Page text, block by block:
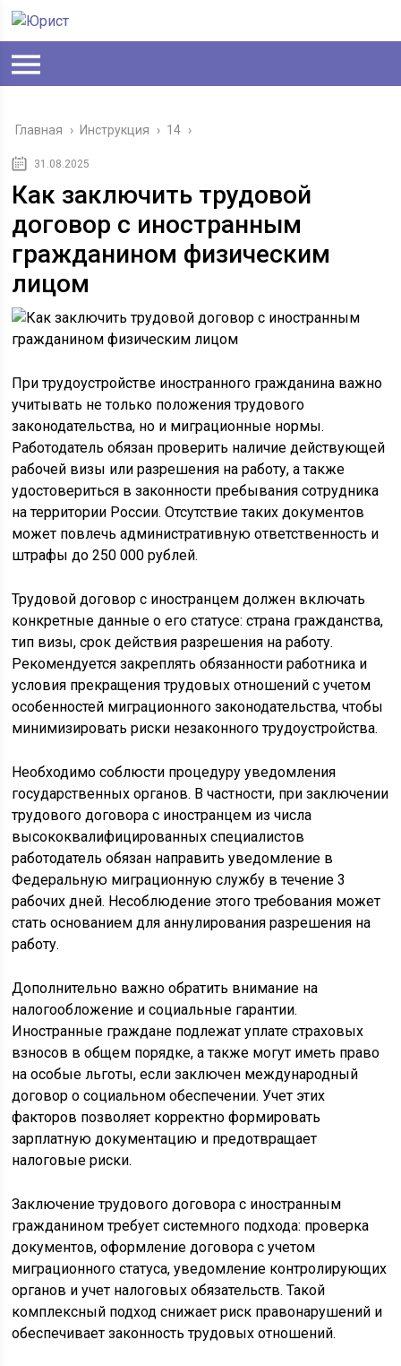
Главная › Инструкция › 14 ›
31.08.2025
Как заключить трудовой
договор с иностранным
гражданином физическим
лицом
При трудоустройстве иностранного гражданина важно
учитывать не только положения трудового
законодательства, но и миграционные нормы.
Работодатель обязан проверить наличие действующей
рабочей визы или разрешения на работу, а также
удостовериться в законности пребывания сотрудника
на территории России. Отсутствие таких документов
может повлечь административную ответственность и
штрафы до 250 000 рублей.
Трудовой договор с иностранцем должен включать
конкретные данные о его статусе: страна гражданства,
тип визы, срок действия разрешения на работу.
Рекомендуется закреплять обязанности работника и
условия прекращения трудовых отношений с учетом
особенностей миграционного законодательства, чтобы
минимизировать риски незаконного трудоустройства.
Необходимо соблюсти процедуру уведомления
государственных органов. В частности, при заключении
трудового договора с иностранцем из числа
высококвалифицированных специалистов
работодатель обязан направить уведомление в
Федеральную миграционную службу в течение 3
рабочих дней. Несоблюдение этого требования может
стать основанием для аннулирования разрешения на
работу.
Дополнительно важно обратить внимание на
налогообложение и социальные гарантии.
Иностранные граждане подлежат уплате страховых
взносов в общем порядке, а также могут иметь право
на особые льготы, если заключен международный
договор о социальном обеспечении. Учет этих
факторов позволяет корректно формировать
зарплатную документацию и предотвращает
налоговые риски.
Заключение трудового договора с иностранным
гражданином требует системного подхода: проверка
документов, оформление договора с учетом
миграционного статуса, уведомление контролирующих
органов и учет налоговых обязательств. Такой
комплексный подход снижает риск правонарушений и
обеспечивает законность трудовых отношений.